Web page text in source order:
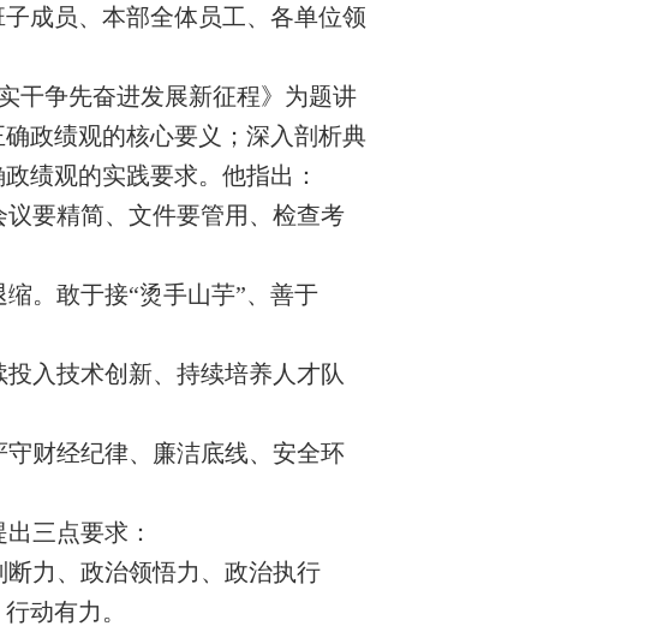
成员、本部全体员工、各单位领
干争先奋进发展新征程》为题讲
政绩观的核心要义 ； 深入剖析典
绩观的实践要求。 他指出：
要精简、文件要管用、检查考
缩。敢于接“烫手山芋”、善于
入技术创新、持续培养人才队
财经纪律、廉洁底线、安全环
三点要求：
力、政治领悟力、政治执行
动有力。